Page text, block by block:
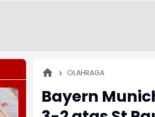
OLAHRAGA
Bayern